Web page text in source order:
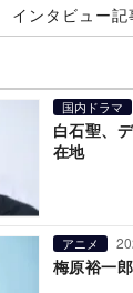
インタビュー記
国内ドラマ
白石聖、
在地
アニメ
梅原裕一